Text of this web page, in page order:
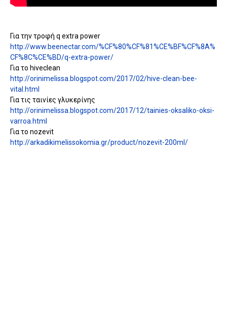
Για την τροφή q extra power
http://www.beenectar.com/%CF%80%CF%81%CE%BF%CF%8A%
CF%8C%CE%BD/q-extra-power/
Για το hiveclean
http://orinimelissa.blogspot.com/2017/02/hive-clean-bee-
vital.html
Για τις ταινίες γλυκερίνης
http://orinimelissa.blogspot.com/2017/12/tainies-oksaliko-oksi-
varroa.html
Για το nozevit
http://arkadikimelissokomia.gr/product/nozevit-200ml/